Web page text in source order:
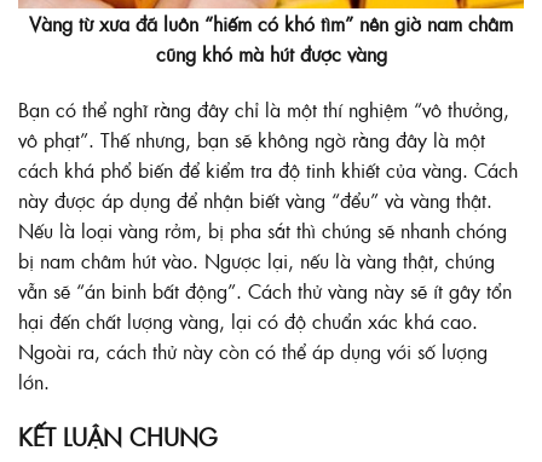
Vàng từ xưa đã luôn “hiếm có khó tìm” nên giờ nam châm
cũng khó mà hút được vàng
Bạn có thể nghĩ rằng đây chỉ là một thí nghiệm “vô thưởng,
vô phạt”. Thế nhưng, bạn sẽ không ngờ rằng đây là một
cách khá phổ biến để kiểm tra độ tinh khiết của vàng. Cách
này được áp dụng để nhận biết vàng “đểu” và vàng thật.
Nếu là loại vàng rởm, bị pha sắt thì chúng sẽ nhanh chóng
bị nam châm hút vào. Ngược lại, nếu là vàng thật, chúng
vẫn sẽ “án binh bất động”. Cách thử vàng này sẽ ít gây tổn
hại đến chất lượng vàng, lại có độ chuẩn xác khá cao.
Ngoài ra, cách thử này còn có thể áp dụng với số lượng
lớn.
KẾT LUẬN CHUNG